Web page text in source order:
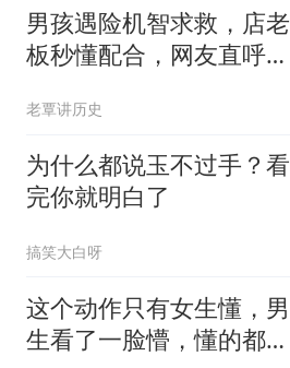
男孩遇险机智求救，店老
板秒懂配合，网友直呼太
老覃讲历史
为什么都说玉不过手？看
完你就明白了
搞笑大白呀
这个动作只有女生懂，男
生看了一脸懵，懂的都懂